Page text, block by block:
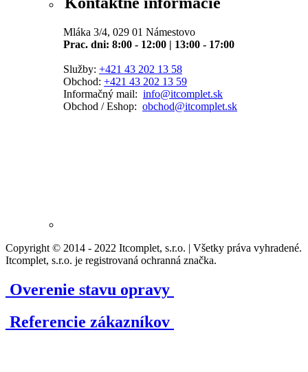
Mláka 3/4, 029 01 Námestovo
Prac. dni: 8:00 - 12:00 | 13:00 - 17:00
Služby: +421 43 202 13 58
Obchod: +421 43 202 13 59
Informačný mail: info@itcomplet.sk
Obchod / Eshop: obchod@itcomplet.sk
Copyright © 2014 - 2022 Itcomplet, s.r.o. | Všetky práva vyhradené.
Itcomplet, s.r.o. je registrovaná ochranná značka.
Overenie stavu opravy
Referencie zákazníkov